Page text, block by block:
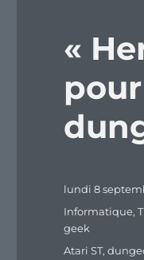
«
Publié
lundi 8
Catégories
Informatique,
geek
Étiquettes
Atari ST,